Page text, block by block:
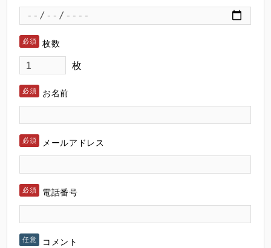
枚数
枚
お名前
メールアドレス
電話番号
コメント